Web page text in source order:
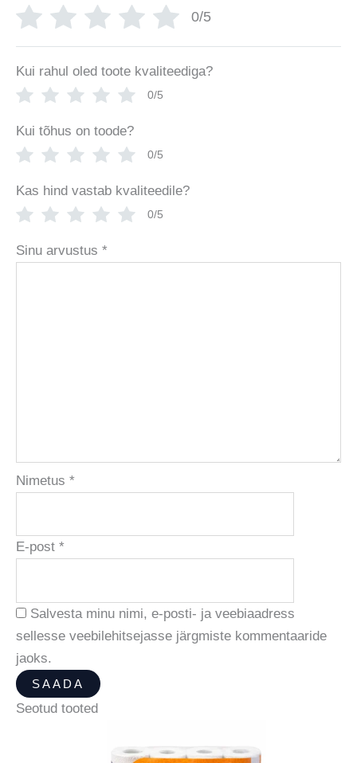
0/5
Kui rahul oled toote kvaliteediga?
0/5
Kui tõhus on toode?
0/5
Kas hind vastab kvaliteedile?
0/5
Sinu arvustus *
Nimetus *
E-post *
Salvesta minu nimi, e-posti- ja veebiaadress
sellesse veebilehitsejasse järgmiste kommentaaride
jaoks.
Seotud tooted